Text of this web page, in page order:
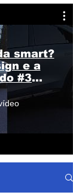
smart?
e a
#3